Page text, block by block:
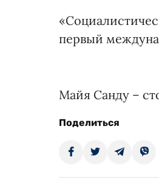
первый
Майя Санду –
Поделиться